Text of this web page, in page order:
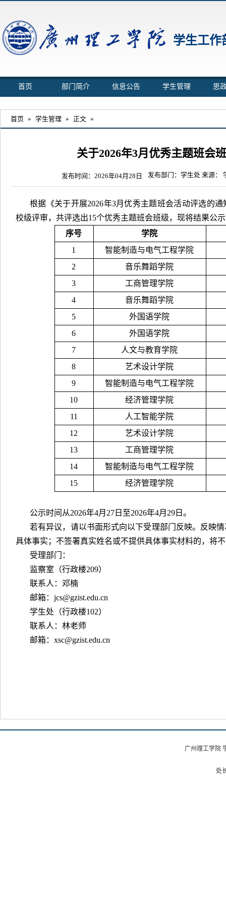
学生工作
首页 部门简介 信息公告 学生管理 思
首页 » 学生管理 » 正文 »
关于2026年3月优秀主题班会
发布时间：2026年04月28日 发布部门：学生处 来源：
根据《关于开展2026年3月优秀主题班会活动评选的
校级评审，共评选出15个优秀主题班会班级，现将结果公
序号
学院
1
智能制造与电气工程学院
2
音乐舞蹈学院
3
工商管理学院
4
音乐舞蹈学院
5
外国语学院
6
外国语学院
7
人文与教育学院
8
艺术设计学院
9
智能制造与电气工程学院
10
经济管理学院
11
人工智能学院
12
艺术设计学院
13
工商管理学院
14
智能制造与电气工程学院
15
经济管理学院
公示时间从2026年4月27日至2026年4月29日。
若有异议，请以书面形式向以下受理部门反映。反映
具体事实；不签署真实姓名或不提供具体事实材料的，将
受理部门：
监察室（行政楼209）
联系人：邓楠
邮箱：jcs@gzist.edu.cn
学生处（行政楼102）
联系人：林老师
邮箱：xsc@gzist.edu.cn
广州理工学院
处